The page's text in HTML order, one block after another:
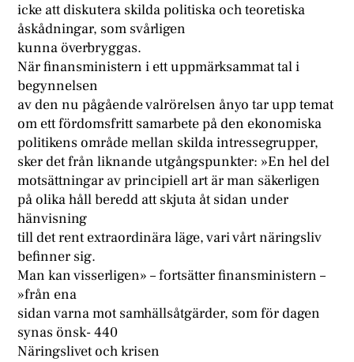
icke att diskutera skilda politiska och teoretiska
åskådningar, som svårligen
kunna överbryggas.
När finansministern i ett uppmärksammat tal i
begynnelsen
av den nu pågående valrörelsen ånyo tar upp temat
om ett fördomsfritt samarbete på den ekonomiska
politikens område mellan skilda intressegrupper,
sker det från liknande utgångspunkter: »En hel del
motsättningar av principiell art är man säkerligen
på olika håll beredd att skjuta åt sidan under
hänvisning
till det rent extraordinära läge, vari vårt näringsliv
befinner sig.
Man kan visserligen» – fortsätter finansministern –
»från ena
sidan varna mot samhällsåtgärder, som för dagen
synas önsk- 440
Näringslivet och krisen